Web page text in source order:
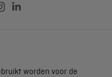
worden voor de